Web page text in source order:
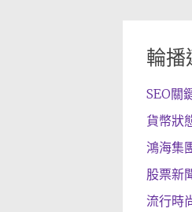
輪播
SEO關
貨幣狀
鴻海集
股票新
流行時